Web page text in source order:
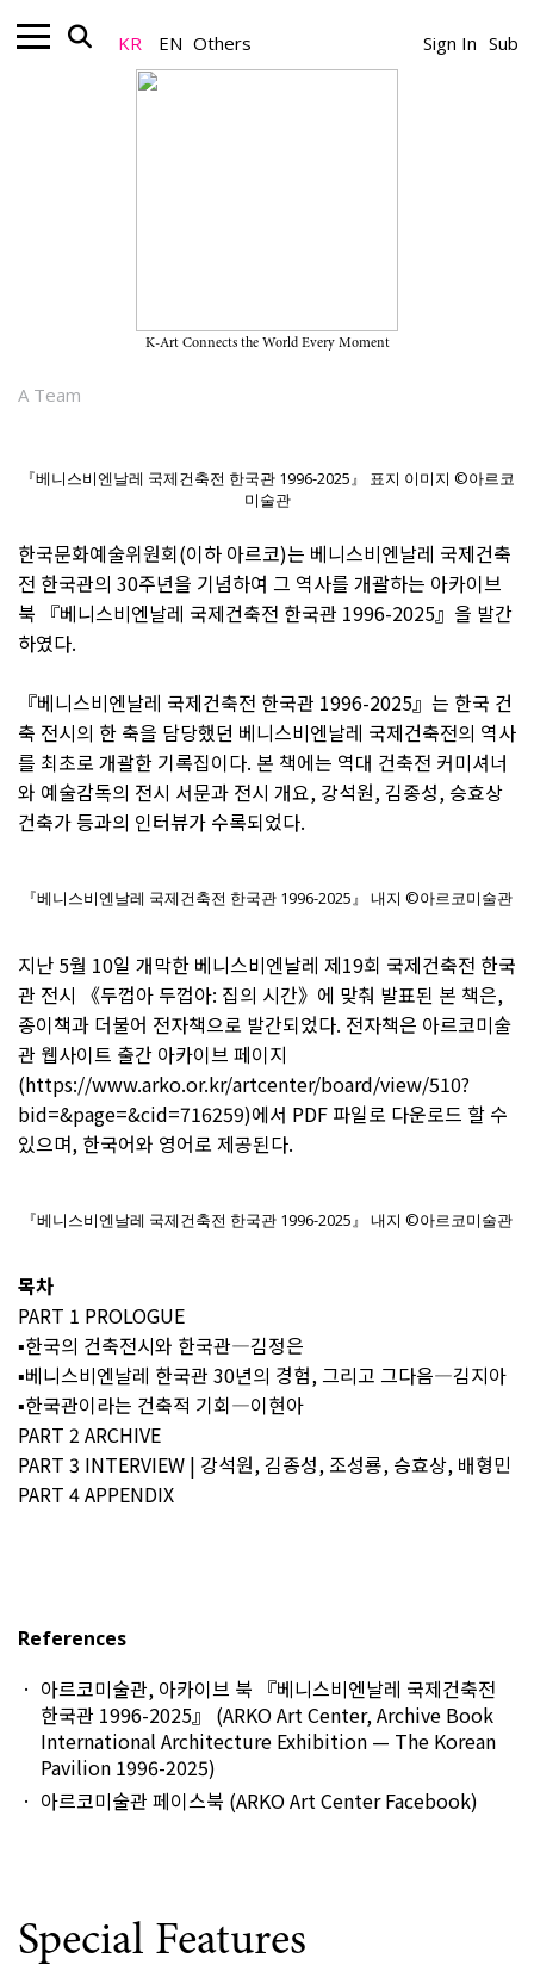
KR EN Others Sign In Sub
K-Art Connects the World Every Moment
A Team
『베니스비엔날레 국제건축전 한국관 1996-2025』 표지 이미지 ©아르코
미술관
한국문화예술위원회(이하 아르코)는 베니스비엔날레 국제건축
전 한국관의 30주년을 기념하여 그 역사를 개괄하는 아카이브
북 『베니스비엔날레 국제건축전 한국관 1996-2025』을 발간
하였다.
『베니스비엔날레 국제건축전 한국관 1996-2025』는 한국 건
축 전시의 한 축을 담당했던 베니스비엔날레 국제건축전의 역사
를 최초로 개괄한 기록집이다. 본 책에는 역대 건축전 커미셔너
와 예술감독의 전시 서문과 전시 개요, 강석원, 김종성, 승효상
건축가 등과의 인터뷰가 수록되었다.
『베니스비엔날레 국제건축전 한국관 1996-2025』 내지 ©아르코미술관
지난 5월 10일 개막한 베니스비엔날레 제19회 국제건축전 한국
관 전시 《두껍아 두껍아: 집의 시간》에 맞춰 발표된 본 책은,
종이책과 더불어 전자책으로 발간되었다. 전자책은 아르코미술
관 웹사이트 출간 아카이브 페이지
(https://www.arko.or.kr/artcenter/board/view/510?
bid=&page=&cid=716259)에서 PDF 파일로 다운로드 할 수
있으며, 한국어와 영어로 제공된다.
『베니스비엔날레 국제건축전 한국관 1996-2025』 내지 ©아르코미술관
목차
PART 1 PROLOGUE
▪한국의 건축전시와 한국관―김정은
▪베니스비엔날레 한국관 30년의 경험, 그리고 그다음―김지아
▪한국관이라는 건축적 기회―이현아
PART 2 ARCHIVE
PART 3 INTERVIEW | 강석원, 김종성, 조성룡, 승효상, 배형민
PART 4 APPENDIX
References
아르코미술관, 아카이브 북 『베니스비엔날레 국제건축전
한국관 1996-2025』 (ARKO Art Center, Archive Book
International Architecture Exhibition — The Korean
Pavilion 1996-2025)
아르코미술관 페이스북 (ARKO Art Center Facebook)
Special Features